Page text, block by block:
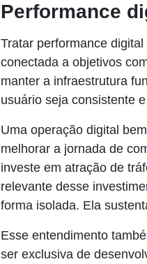
Performance
Tratar performance
conectada a objetivos
manter a infraestrutura
usuário seja consistente
Uma operação digital
melhorar a jornada de
investe em atração de
relevante desse
forma isolada. Ela
Esse entendimento
ser exclusiva de